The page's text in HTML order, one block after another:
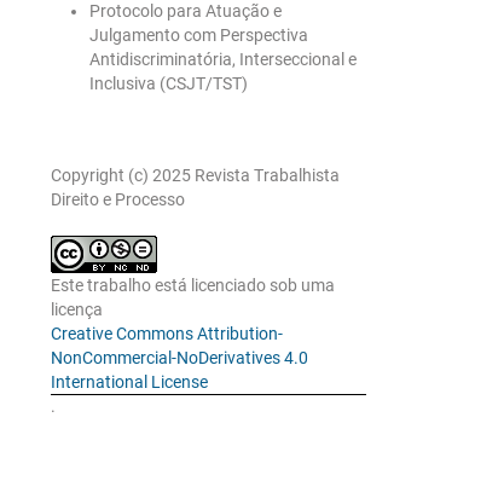
Protocolo para Atuação e
Julgamento com Perspectiva
Antidiscriminatória, Interseccional e
Inclusiva (CSJT/TST)
Copyright (c) 2025 Revista Trabalhista
Direito e Processo
Este trabalho está licenciado sob uma
licença
Creative Commons Attribution-
NonCommercial-NoDerivatives 4.0
International License
.